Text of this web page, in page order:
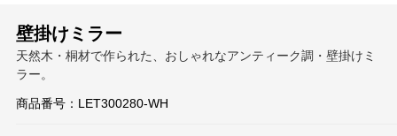
カ
グ
壁掛けミラー
天然木・桐材で作られた、おしゃれなアンティーク調・壁掛けミ
ラー。
商品番号： LET300280-WH